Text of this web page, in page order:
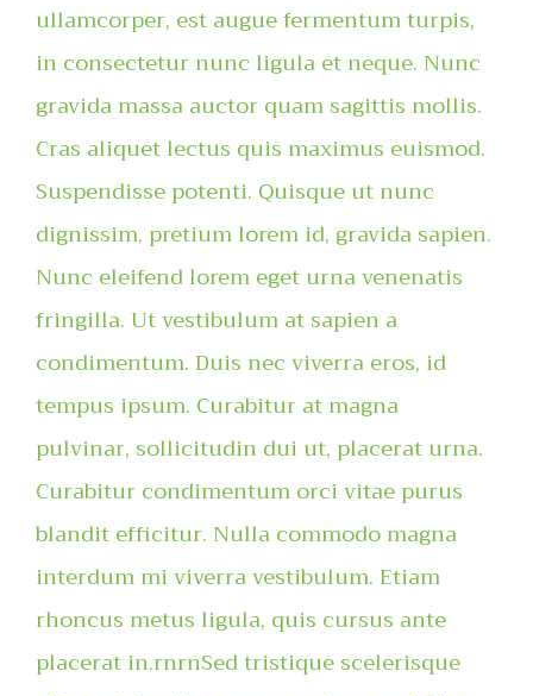
ullamcorper, est augue fermentum turpis,
in consectetur nunc ligula et neque. Nunc
gravida massa auctor quam sagittis mollis.
Cras aliquet lectus quis maximus euismod.
Suspendisse potenti. Quisque ut nunc
dignissim, pretium lorem id, gravida sapien.
Nunc eleifend lorem eget urna venenatis
fringilla. Ut vestibulum at sapien a
condimentum. Duis nec viverra eros, id
tempus ipsum. Curabitur at magna
pulvinar, sollicitudin dui ut, placerat urna.
Curabitur condimentum orci vitae purus
blandit efficitur. Nulla commodo magna
interdum mi viverra vestibulum. Etiam
rhoncus metus ligula, quis cursus ante
placerat in.rnrnSed tristique scelerisque